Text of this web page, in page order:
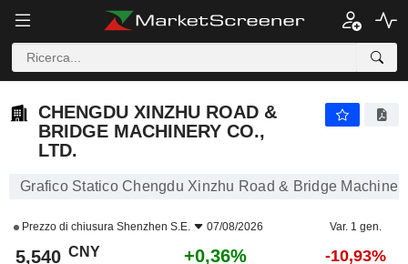
CHENGDU XINZHU ROAD &
BRIDGE MACHINERY CO.,
LTD.
Grafico Statico Chengdu Xinzhu Road & Bridge
Prezzo di chiusura Shenzhen S.E. 07/08/2026 Var. 1 gen.
5,540 CNY +0,36% -10,93%